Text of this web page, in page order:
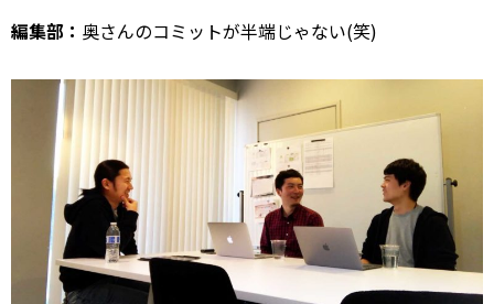
編集部： 奥さんのコミットが半端じゃない(笑)